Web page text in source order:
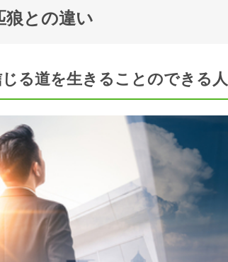
狼との違い
る道を生きることのできる人